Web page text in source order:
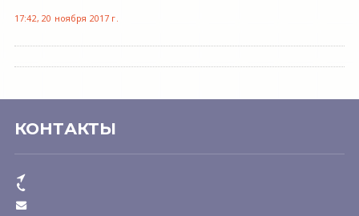
17:42, 20 ноября 2017 г.
КОНТАКТЫ